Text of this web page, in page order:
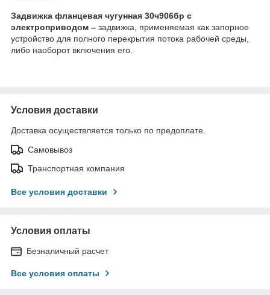
Задвижка фланцевая чугунная 30ч906бр с
электроприводом – задвижка, применяемая как запорное
устройство для полного перекрытия потока рабочей среды,
либо наоборот включения его.
Условия доставки
Доставка осуществляется только по предоплате.
Самовывоз
Транспортная компания
Все условия доставки
Условия оплаты
Безналичный расчет
Все условия оплаты